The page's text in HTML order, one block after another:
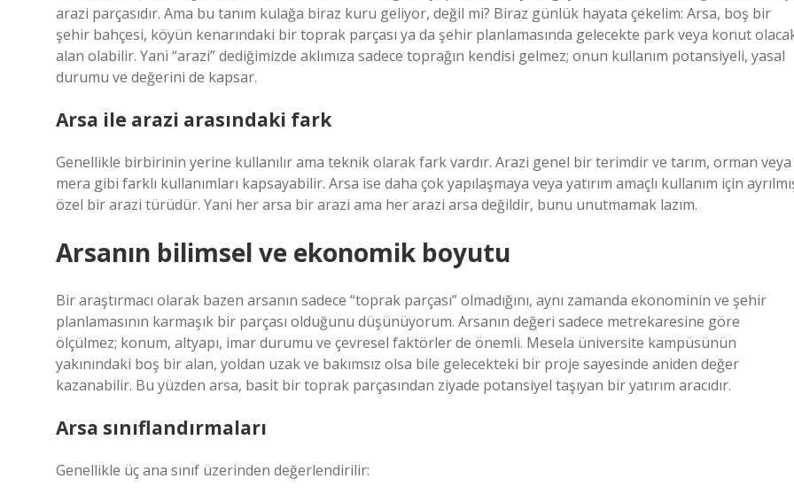
arazi parçasıdır. Ama bu tanım kulağa biraz kuru geliyor, değil mi? Biraz günlük hayata çekelim: Arsa, boş bir
şehir bahçesi, köyün kenarındaki bir toprak parçası ya da şehir planlamasında gelecekte park veya konut
alan olabilir. Yani “arazi” dediğimizde aklımıza sadece toprağın kendisi gelmez; onun kullanım potansiyeli, yasal
durumu ve değerini de kapsar.
Arsa ile arazi arasındaki fark
Genellikle birbirinin yerine kullanılır ama teknik olarak fark vardır. Arazi genel bir terimdir ve tarım, orman veya
mera gibi farklı kullanımları kapsayabilir. Arsa ise daha çok yapılaşmaya veya yatırım amaçlı kullanım için
özel bir arazi türüdür. Yani her arsa bir arazi ama her arazi arsa değildir, bunu unutmamak lazım.
Arsanın bilimsel ve ekonomik boyutu
Bir araştırmacı olarak bazen arsanın sadece “toprak parçası” olmadığını, aynı zamanda ekonominin ve şehir
planlamasının karmaşık bir parçası olduğunu düşünüyorum. Arsanın değeri sadece metrekaresine göre
ölçülmez; konum, altyapı, imar durumu ve çevresel faktörler de önemli. Mesela üniversite kampüsünün
yakınındaki boş bir alan, yoldan uzak ve bakımsız olsa bile gelecekteki bir proje sayesinde aniden değer
kazanabilir. Bu yüzden arsa, basit bir toprak parçasından ziyade potansiyel taşıyan bir yatırım aracıdır.
Arsa sınıflandırmaları
Genellikle üç ana sınıf üzerinden değerlendirilir: